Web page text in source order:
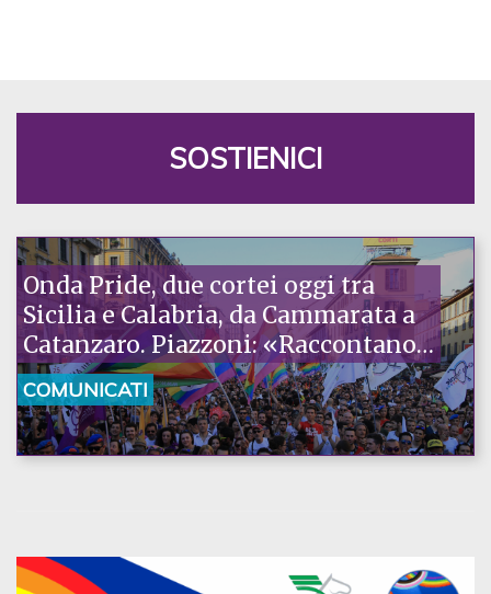
SOSTIENICI
Onda Pride, due cortei oggi tra
Sicilia e Calabria, da Cammarata a
Catanzaro. Piazzoni: «Raccontano
la nostra ostinazione»
COMUNICATI